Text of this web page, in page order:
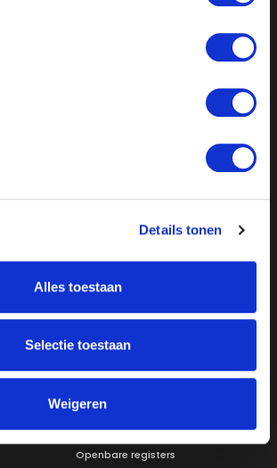
Details tonen
Alles toestaan
Selectie toestaan
Weigeren
Steunbetuigingen
Redactiestatuut
Openbare registers